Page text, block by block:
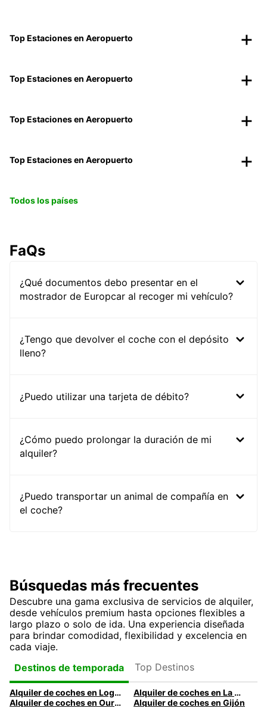
Top Estaciones en Aeropuerto
Top Estaciones en Aeropuerto
Top Estaciones en Aeropuerto
Top Estaciones en Aeropuerto
Todos los países
FaQs
¿Qué documentos debo presentar en el
mostrador de Europcar al recoger mi vehículo?
¿Tengo que devolver el coche con el depósito
lleno?
¿Puedo utilizar una tarjeta de débito?
¿Cómo puedo prolongar la duración de mi
alquiler?
¿Puedo transportar un animal de compañía en
el coche?
Búsquedas más frecuentes
Descubre una gama exclusiva de servicios de alquiler,
desde vehículos premium hasta opciones flexibles a
largo plazo o solo de ida. Una experiencia diseñada
para brindar comodidad, flexibilidad y excelencia en
cada viaje.
Destinos de temporada
Top Destinos
Alquiler de coches en Logroño
Alquiler de coches en La Coruña
Alquiler de coches en Ourense
Alquiler de coches en Gijón